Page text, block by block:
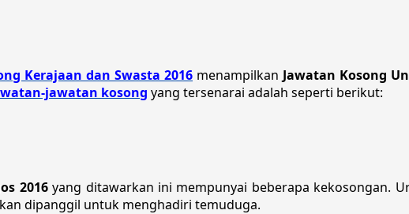
Kerajaan dan Swasta 2016 menampilkan Jawatan Kosong
jawatan kosong yang tersenarai adalah seperti berikut:
2016yang ditawarkan ini mempunyai beberapa kekosongan.
dipanggil untuk menghadiri temuduga.